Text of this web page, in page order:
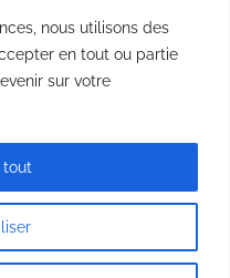
nous utilisons des
en tout ou partie
sur votre
légales